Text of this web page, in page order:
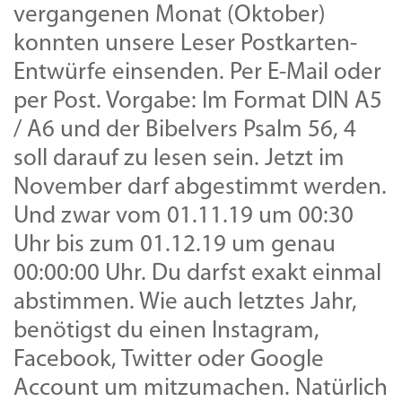
vergangenen Monat (Oktober)
konnten unsere Leser Postkarten-
Entwürfe einsenden. Per E-Mail oder
per Post. Vorgabe: Im Format DIN A5
/ A6 und der Bibelvers Psalm 56, 4
soll darauf zu lesen sein. Jetzt im
November darf abgestimmt werden.
Und zwar vom 01.11.19 um 00:30
Uhr bis zum 01.12.19 um genau
00:00:00 Uhr. Du darfst exakt einmal
abstimmen. Wie auch letztes Jahr,
benötigst du einen Instagram,
Facebook, Twitter oder Google
Account um mitzumachen. Natürlich